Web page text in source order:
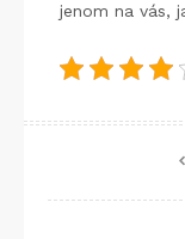
jenom na vás,
pro